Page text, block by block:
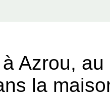
Azrou,
la